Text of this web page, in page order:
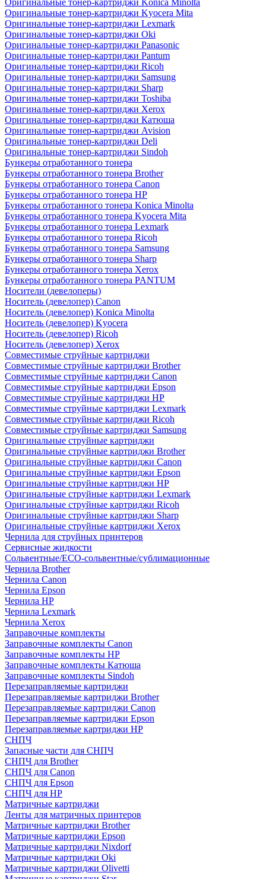
Оригинальные тонер-картриджи Konica Minolta
Оригинальные тонер-картриджи Kyocera Mita
Оригинальные тонер-картриджи Lexmark
Оригинальные тонер-картриджи Oki
Оригинальные тонер-картриджи Panasonic
Оригинальные тонер-картриджи Pantum
Оригинальные тонер-картриджи Ricoh
Оригинальные тонер-картриджи Samsung
Оригинальные тонер-картриджи Sharp
Оригинальные тонер-картриджи Toshiba
Оригинальные тонер-картриджи Xerox
Оригинальные тонер-картриджи Катюша
Оригинальные тонер-картриджи Avision
Оригинальные тонер-картриджи Deli
Оригинальные тонер-картриджи Sindoh
Бункеры отработанного тонера
Бункеры отработанного тонера Brother
Бункеры отработанного тонера Canon
Бункеры отработанного тонера HP
Бункеры отработанного тонера Konica Minolta
Бункеры отработанного тонера Kyocera Mita
Бункеры отработанного тонера Lexmark
Бункеры отработанного тонера Ricoh
Бункеры отработанного тонера Samsung
Бункеры отработанного тонера Sharp
Бункеры отработанного тонера Xerox
Бункеры отработанного тонера PANTUM
Носители (девелоперы)
Носитель (девелопер) Canon
Носитель (девелопер) Konica Minolta
Носитель (девелопер) Kyocera
Носитель (девелопер) Ricoh
Носитель (девелопер) Xerox
Совместимые струйные картриджи
Совместимые струйные картриджи Brother
Совместимые струйные картриджи Canon
Совместимые струйные картриджи Epson
Совместимые струйные картриджи HP
Совместимые струйные картриджи Lexmark
Совместимые струйные картриджи Ricoh
Совместимые струйные картриджи Samsung
Оригинальные струйные картриджи
Оригинальные струйные картриджи Brother
Оригинальные струйные картриджи Canon
Оригинальные струйные картриджи Epson
Оригинальные струйные картриджи HP
Оригинальные струйные картриджи Lexmark
Оригинальные струйные картриджи Ricoh
Оригинальные струйные картриджи Sharp
Оригинальные струйные картриджи Xerox
Чернила для струйных принтеров
Сервисные жидкости
Сольвентные/ECO-сольвентные/сублимационные
Чернила Brother
Чернила Canon
Чернила Epson
Чернила HP
Чернила Lexmark
Чернила Xerox
Заправочные комплекты
Заправочные комплекты Canon
Заправочные комплекты HP
Заправочные комплекты Катюша
Заправочные комплекты Sindoh
Перезаправляемые картриджи
Перезаправляемые картриджи Brother
Перезаправляемые картриджи Canon
Перезаправляемые картриджи Epson
Перезаправляемые картриджи HP
СНПЧ
Запасные части для СНПЧ
СНПЧ для Brother
СНПЧ для Canon
СНПЧ для Epson
СНПЧ для HP
Матричные картриджи
Ленты для матричных принтеров
Матричные картриджи Brother
Матричные картриджи Epson
Матричные картриджи Nixdorf
Матричные картриджи Oki
Матричные картриджи Olivetti